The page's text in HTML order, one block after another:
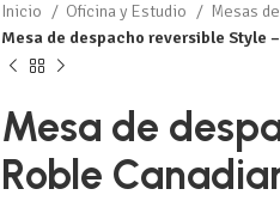
Inicio Oficina y Estudio
Mesas
Mesa de despacho reversible Style
Mesa de
Roble